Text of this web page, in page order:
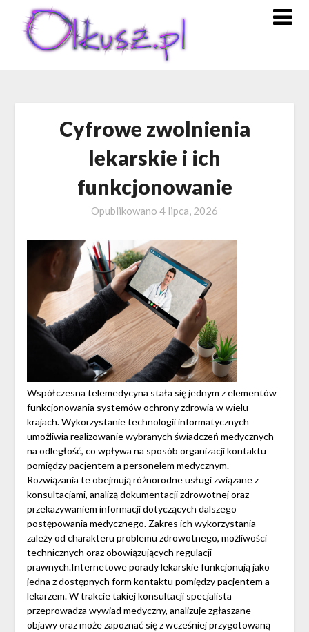
content
Cyfrowe zwolnienia
lekarskie i ich
funkcjonowanie
Opublikowano 4 lipca, 2026
Współczesna telemedycyna stała się jednym z elementów
funkcjonowania systemów ochrony zdrowia w wielu
krajach. Wykorzystanie technologii informatycznych
umożliwia realizowanie wybranych świadczeń medycznych
na odległość, co wpływa na sposób organizacji kontaktu
pomiędzy pacjentem a personelem medycznym.
Rozwiązania te obejmują różnorodne usługi związane z
konsultacjami, analizą dokumentacji zdrowotnej oraz
przekazywaniem informacji dotyczących dalszego
postępowania medycznego. Zakres ich wykorzystania
zależy od charakteru problemu zdrowotnego, możliwości
technicznych oraz obowiązujących regulacji
prawnych.Internetowe porady lekarskie funkcjonują jako
jedna z dostępnych form kontaktu pomiędzy pacjentem a
lekarzem. W trakcie takiej konsultacji specjalista
przeprowadza wywiad medyczny, analizuje zgłaszane
objawy oraz może zapoznać się z wcześniej przygotowaną